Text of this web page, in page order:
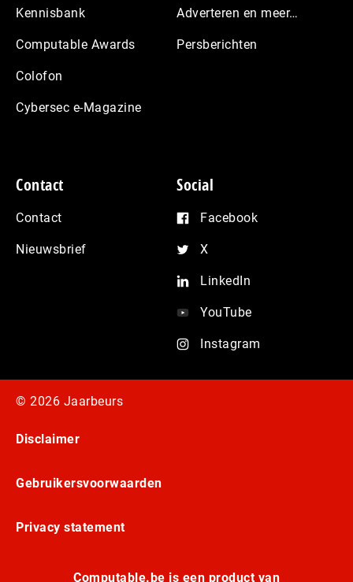
Kennisbank
Computable Awards
Colofon
Cybersec e-Magazine
Adverteren en meer…
Persberichten
Contact
Contact
Nieuwsbrief
Social
Facebook
X
LinkedIn
YouTube
Instagram
© 2026 Jaarbeurs
Disclaimer
Gebruikersvoorwaarden
Privacy statement
Computable.be is een product van